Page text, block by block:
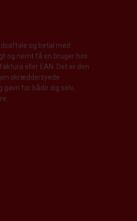
og betal med
og nemt få en bruger hos
eller EAN. Det er den
skræddersyede
for både dig selv,